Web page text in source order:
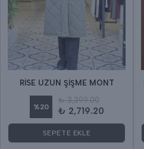
RİSE UZUN ŞİŞME MONT
%20
₺ 3,399.00
₺ 2,719.20
SEPETE EKLE